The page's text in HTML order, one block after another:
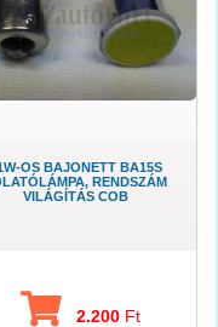
OS BAJONETT BA15S
RENDSZÁM
VILÁGÍTÁS COB
2.200 Ft